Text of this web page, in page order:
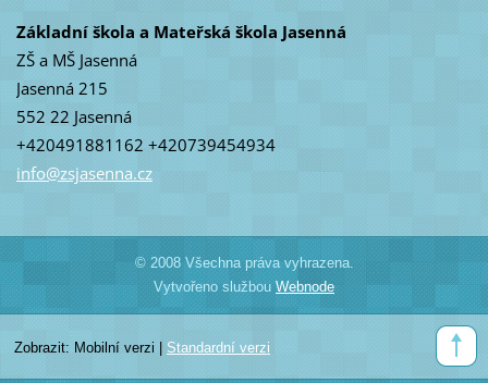
Základní škola a Mateřská škola Jasenná
ZŠ a MŠ Jasenná
Jasenná 215
552 22 Jasenná
+420491881162 +420739454934
info@zsjasenna.cz
© 2008 Všechna práva vyhrazena.
Vytvořeno službou Webnode
Zobrazit: Mobilní verzi Standardní verzi